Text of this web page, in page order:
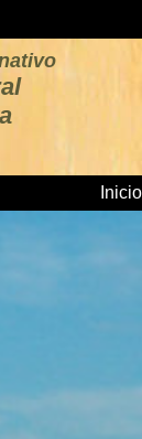
Inicio